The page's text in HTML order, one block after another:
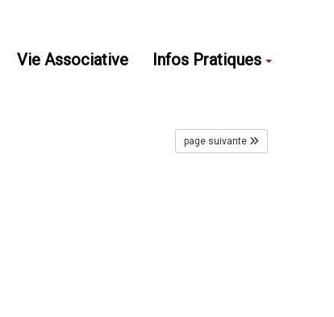
Vie Associative Infos Pratiques
page suivante